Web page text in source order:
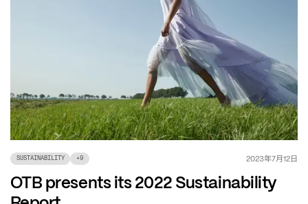
SUSTAINABILITY +9 2023年7月12日
OTB presents its 2022 Sustainability